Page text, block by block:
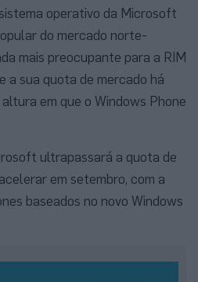
operativo da Microsoft
do mercado norte-
mais preocupante para a RIM
a sua quota de mercado há
em que o Windows Phone
ultrapassará a quota de
em setembro, com a
baseados no novo Windows